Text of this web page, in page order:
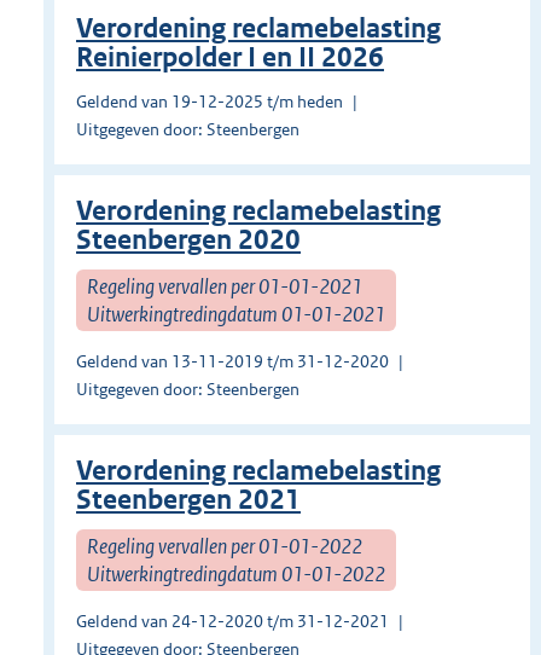
Verordening reclamebelasting
Reinierpolder I en II 2026
Geldend van 19-12-2025 t/m heden
Uitgegeven door: Steenbergen
Verordening reclamebelasting
Steenbergen 2020
Regeling vervallen per 01-01-2021
Uitwerkingtredingdatum 01-01-2021
Geldend van 13-11-2019 t/m 31-12-2020
Uitgegeven door: Steenbergen
Verordening reclamebelasting
Steenbergen 2021
Regeling vervallen per 01-01-2022
Uitwerkingtredingdatum 01-01-2022
Geldend van 24-12-2020 t/m 31-12-2021
Uitgegeven door: Steenbergen